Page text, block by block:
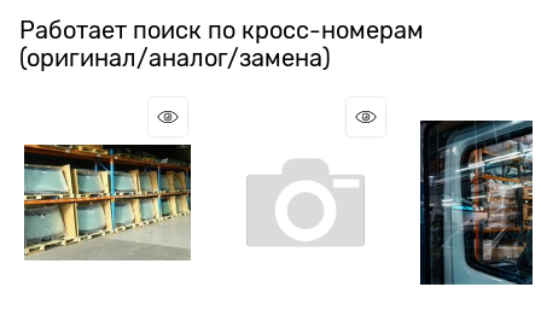
Работает поиск по кросс-номерам
(оригинал/аналог/замена)